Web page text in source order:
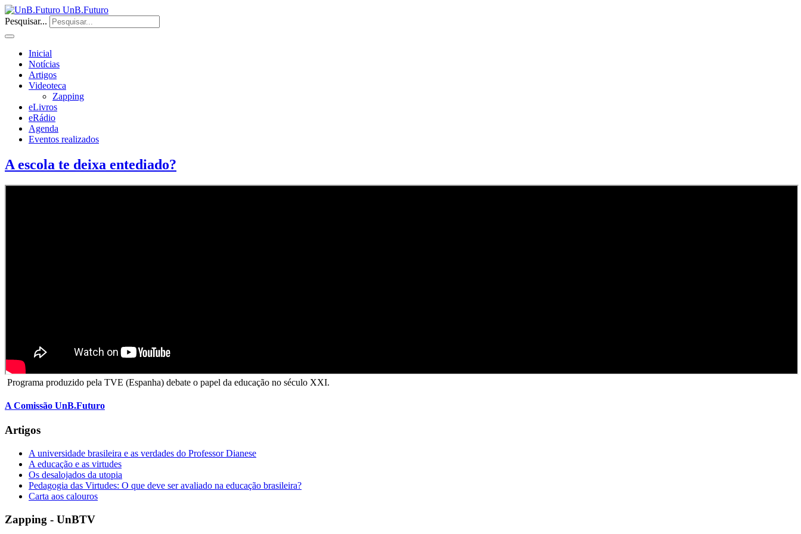
UnB.Futuro
Pesquisar...
Inicial
Notícias
Artigos
Videoteca
Zapping
eLivros
eRádio
Agenda
Eventos realizados
A escola te deixa entediado?
Programa produzido pela TVE (Espanha) debate o papel da educação no século XXI.
A Comissão UnB.Futuro
Artigos
A universidade brasileira e as verdades do Professor Dianese
A educação e as virtudes
Os desalojados da utopia
Pedagogia das Virtudes: O que deve ser avaliado na educação brasileira?
Carta aos calouros
Zapping - UnBTV